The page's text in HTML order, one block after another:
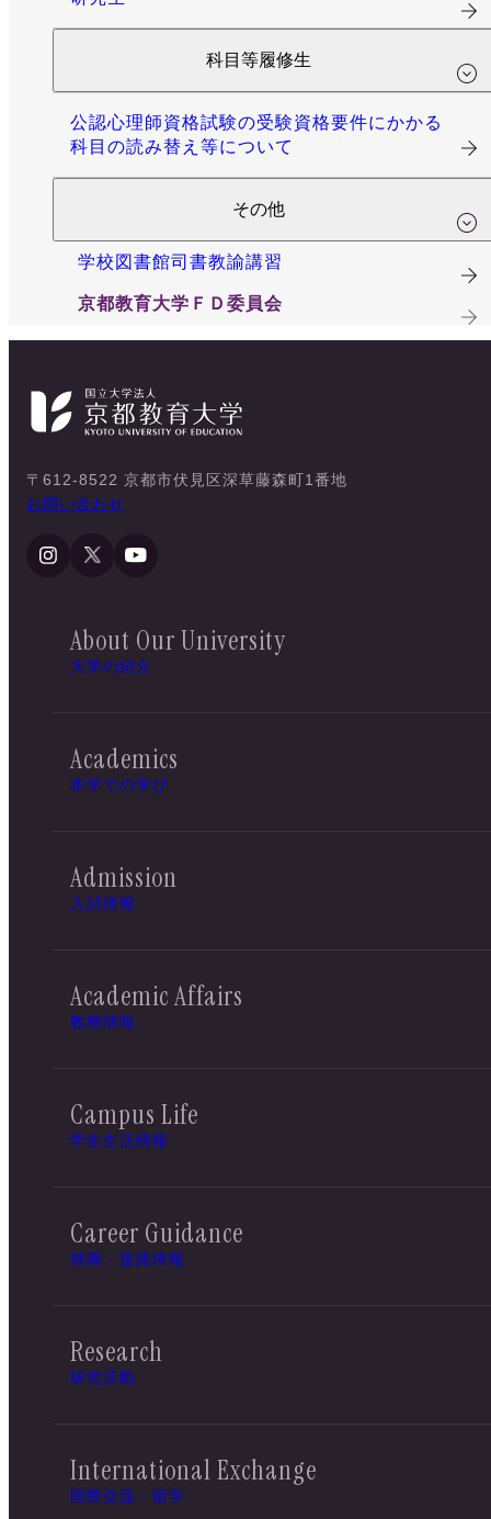
科目等履修生
公認心理師資格試験の受験資格要件にかかる
科目の読み替え等について
その他
学校図書館司書教諭講習
京都教育大学ＦＤ委員会
〒612-8522 京都市伏見区深草藤森町1番地
お問い合わせ
About Our University
大学の紹介
Academics
本学での学び
Admission
入試情報
Academic Affairs
教務情報
Campus Life
学生生活情報
Career Guidance
就職・進路情報
Research
研究活動
International Exchange
国際交流・留学